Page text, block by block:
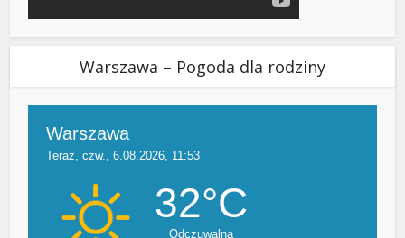
Warszawa – Pogoda dla rodziny